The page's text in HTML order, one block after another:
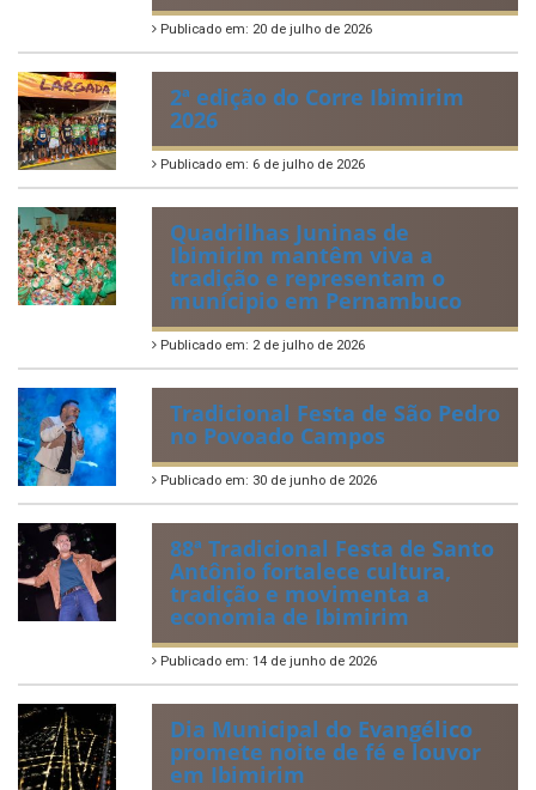
Publicado em: 20 de julho de 2026
2ª edição do Corre Ibimirim
2026
Publicado em: 6 de julho de 2026
Quadrilhas Juninas de
Ibimirim mantêm viva a
tradição e representam o
munícipio em Pernambuco
Publicado em: 2 de julho de 2026
Tradicional Festa de São Pedro
no Povoado Campos
Publicado em: 30 de junho de 2026
88ª Tradicional Festa de Santo
Antônio fortalece cultura,
tradição e movimenta a
economia de Ibimirim
Publicado em: 14 de junho de 2026
Dia Municipal do Evangélico
promete noite de fé e louvor
em Ibimirim